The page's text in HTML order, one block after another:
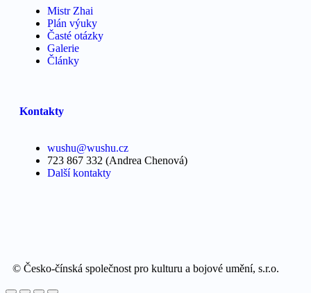
Mistr Zhai
Plán výuky
Časté otázky
Galerie
Články
Kontakty
wushu@wushu.cz
723 867 332 (Andrea Chenová)
Další kontakty
© Česko-čínská společnost pro kulturu a bojové umění, s.r.o.